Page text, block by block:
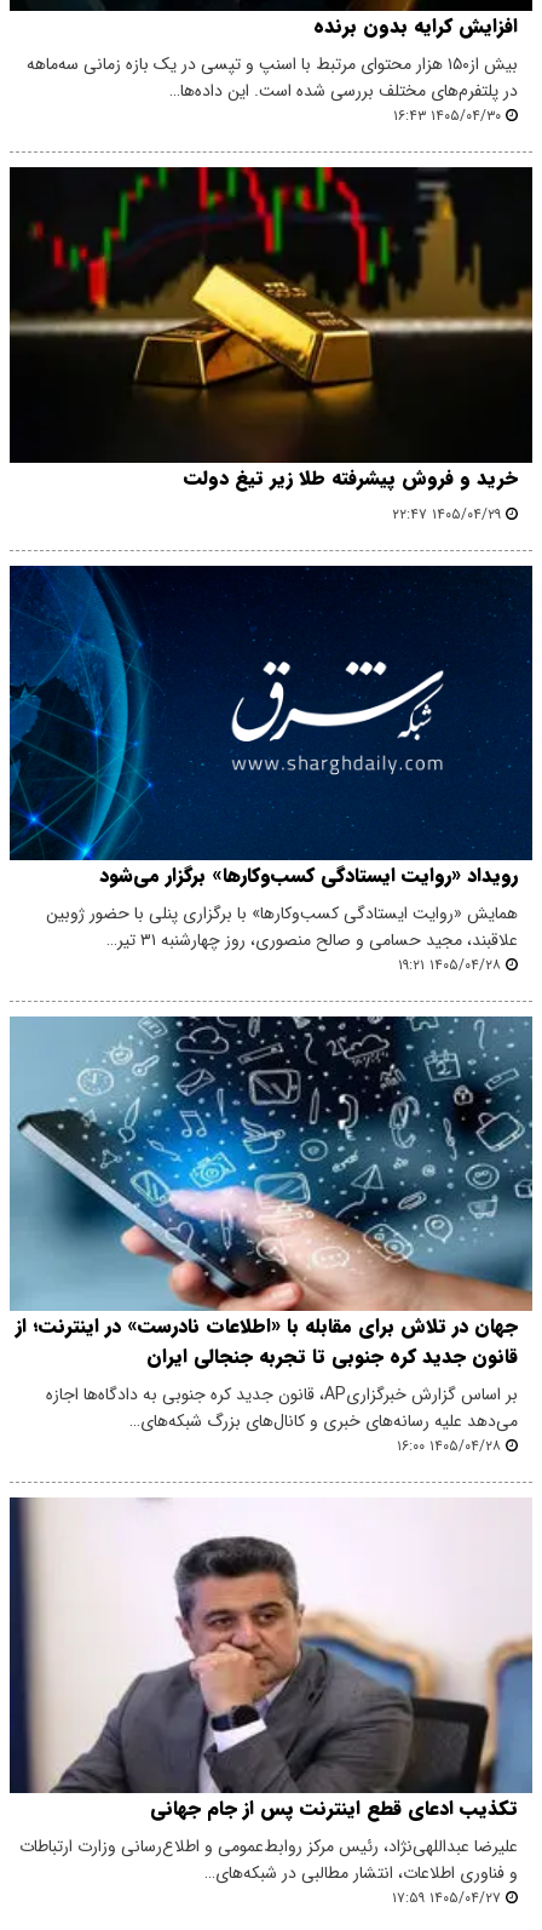
افزایش کرایه بدون برنده
بیش از۱۵۰ هزار محتوای مرتبط با اسنپ و تپسی در یک بازه زمانی سه‌ماهه
در پلتفرم‌های مختلف بررسی شده است. این داده‌ها…
۱۴۰۵/۰۴/۳۰ ۱۶:۴۳
خرید و فروش پیشرفته طلا زیر تیغ دولت
۱۴۰۵/۰۴/۲۹ ۲۲:۴۷
رویداد «روایت ایستادگی کسب‌وکارها» برگزار می‌شود
همایش «روایت ایستادگی کسب‌وکارها» با برگزاری پنلی با حضور ژوبین
علاقبند، مجید حسامی و صالح منصوری، روز چهارشنبه ۳۱ تیر…
۱۴۰۵/۰۴/۲۸ ۱۹:۲۱
جهان در تلاش برای مقابله با «اطلاعات نادرست» در اینترنت؛ از
قانون جدید کره جنوبی تا تجربه جنجالی ایران
بر اساس گزارش خبرگزاریAP، قانون جدید کره جنوبی به دادگاه‌ها اجازه
می‌دهد علیه رسانه‌های خبری و کانال‌های بزرگ شبکه‌های…
۱۴۰۵/۰۴/۲۸ ۱۶:۰۰
تکذیب ادعای قطع اینترنت پس از جام جهانی
علیرضا عبداللهی‌نژاد، رئیس مرکز روابط‌عمومی و اطلاع‌رسانی وزارت ارتباطات
و فناوری اطلاعات، انتشار مطالبی در شبکه‌های…
۱۴۰۵/۰۴/۲۷ ۱۷:۵۹